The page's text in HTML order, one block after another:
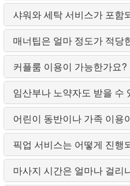
샤워와 세탁 서비스가 포함
매너팁은 얼마 정도가 적당
커플룸 이용이 가능한가요?
임산부나 노약자도 받을 수
어린이 동반이나 가족 이용
픽업 서비스는 어떻게 진행
마사지 시간은 얼마나 걸리